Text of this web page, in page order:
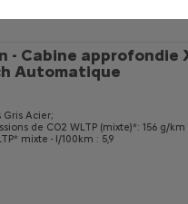
- Cabine approfondie
Automatique
Gris Acier;
de CO2 WLTP (mixte)*: 156 g/km
mixte - l/100km : 5,9